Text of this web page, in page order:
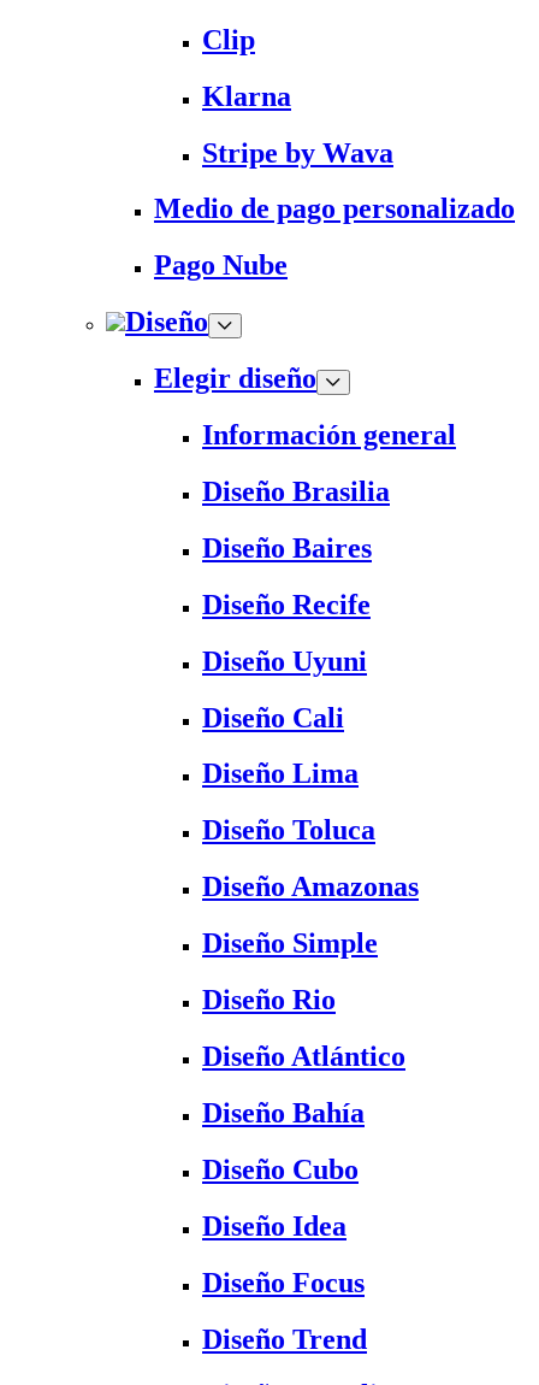
Clip
Klarna
Stripe by Wava
Medio de pago personalizado
Pago Nube
Diseño
Elegir diseño
Información general
Diseño Brasilia
Diseño Baires
Diseño Recife
Diseño Uyuni
Diseño Cali
Diseño Lima
Diseño Toluca
Diseño Amazonas
Diseño Simple
Diseño Rio
Diseño Atlántico
Diseño Bahía
Diseño Cubo
Diseño Idea
Diseño Focus
Diseño Trend